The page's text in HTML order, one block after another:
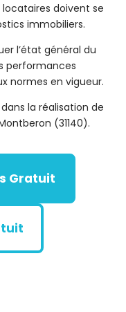
doivent se
immobiliers.
l’état général du
performances
normes en vigueur.
la réalisation de
(31140).
Gratuit